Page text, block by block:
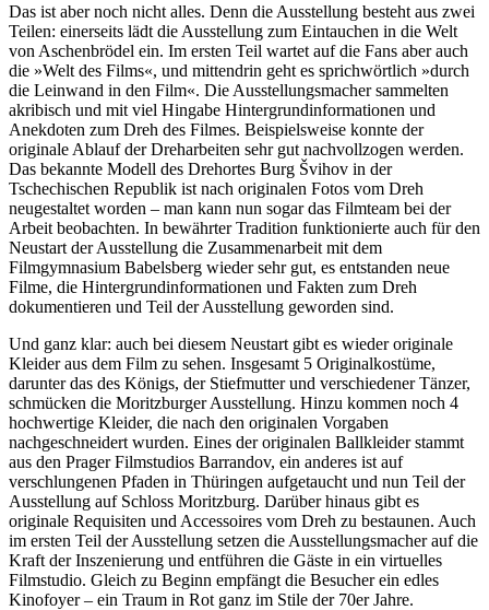
Das ist aber noch nicht alles. Denn die Ausstellung besteht aus zwei
Teilen: einerseits lädt die Ausstellung zum Eintauchen in die Welt
von Aschenbrödel ein. Im ersten Teil wartet auf die Fans aber auch
die »Welt des Films«, und mittendrin geht es sprichwörtlich »durch
die Leinwand in den Film«. Die Ausstellungsmacher sammelten
akribisch und mit viel Hingabe Hintergrundinformationen und
Anekdoten zum Dreh des Filmes. Beispielsweise konnte der
originale Ablauf der Dreharbeiten sehr gut nachvollzogen werden.
Das bekannte Modell des Drehortes Burg Švihov in der
Tschechischen Republik ist nach originalen Fotos vom Dreh
neugestaltet worden – man kann nun sogar das Filmteam bei der
Arbeit beobachten. In bewährter Tradition funktionierte auch für den
Neustart der Ausstellung die Zusammenarbeit mit dem
Filmgymnasium Babelsberg wieder sehr gut, es entstanden neue
Filme, die Hintergrundinformationen und Fakten zum Dreh
dokumentieren und Teil der Ausstellung geworden sind.
Und ganz klar: auch bei diesem Neustart gibt es wieder originale
Kleider aus dem Film zu sehen. Insgesamt 5 Originalkostüme,
darunter das des Königs, der Stiefmutter und verschiedener Tänzer,
schmücken die Moritzburger Ausstellung. Hinzu kommen noch 4
hochwertige Kleider, die nach den originalen Vorgaben
nachgeschneidert wurden. Eines der originalen Ballkleider stammt
aus den Prager Filmstudios Barrandov, ein anderes ist auf
verschlungenen Pfaden in Thüringen aufgetaucht und nun Teil der
Ausstellung auf Schloss Moritzburg. Darüber hinaus gibt es
originale Requisiten und Accessoires vom Dreh zu bestaunen. Auch
im ersten Teil der Ausstellung setzen die Ausstellungsmacher auf die
Kraft der Inszenierung und entführen die Gäste in ein virtuelles
Filmstudio. Gleich zu Beginn empfängt die Besucher ein edles
Kinofoyer – ein Traum in Rot ganz im Stile der 70er Jahre.